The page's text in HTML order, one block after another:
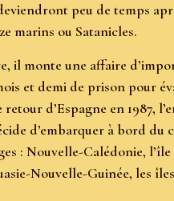
peu de temps
marins ou Satanicles.
il monte une affaire
et demi de prison pour
d’Espagne en 1987,
d’embarquer à bord du
: Nouvelle-Calédonie, l’île
Nouvelle-Guinée, les